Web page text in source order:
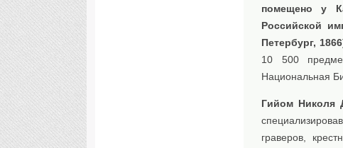
помещено у
Российской
Петербург,
10 500
Национальная
Гийом Николя
граверов,